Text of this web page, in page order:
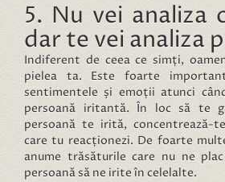
5. Nu vei analiza
dar te vei analiza
Indiferent de ceea ce simți,
pielea ta. Este foarte
sentimentele și emoții atunci
persoană iritantă. În loc să te
persoană te irită, concentrează-
care tu reacționezi. De foarte
anume trăsăturile care nu ne
persoană să ne irite în celelalte.